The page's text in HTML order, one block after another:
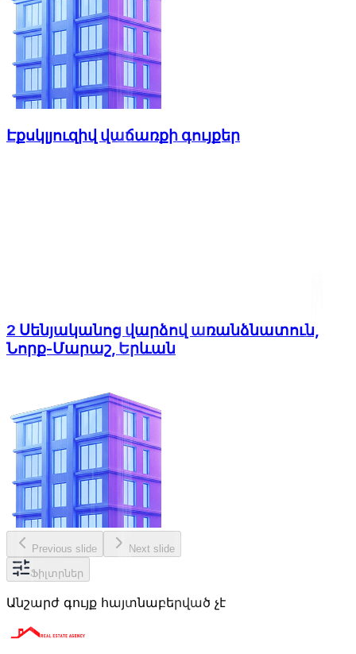
Էքսկլյուզիվ վաճառքի գույքեր
2 Սենյականոց վարձով առանձնատուն,
Նորք-Մարաշ, Երևան
Previous slide Next slide
Ֆիլտրներ
Անշարժ գույք հայտնաբերված չէ